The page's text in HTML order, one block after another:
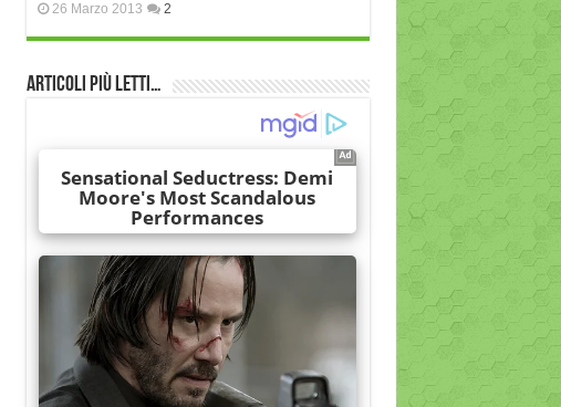
26 Marzo 2013 2
Articoli più Letti…